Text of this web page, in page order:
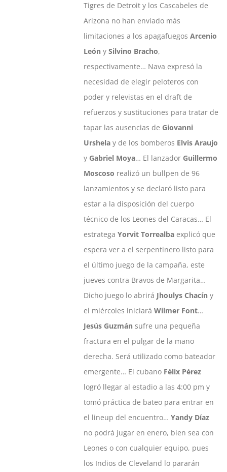
Tigres de Detroit y los Cascabeles de
Arizona no han enviado más
limitaciones a los apagafuegos Arcenio
León y Silvino Bracho,
respectivamente… Nava expresó la
necesidad de elegir peloteros con
poder y relevistas en el draft de
refuerzos y sustituciones para tratar de
tapar las ausencias de Giovanni
Urshela y de los bomberos Elvis Araujo
y Gabriel Moya… El lanzador Guillermo
Moscoso realizó un bullpen de 96
lanzamientos y se declaró listo para
estar a la disposición del cuerpo
técnico de los Leones del Caracas… El
estratega Yorvit Torrealba explicó que
espera ver a el serpentinero listo para
el último juego de la campaña, este
jueves contra Bravos de Margarita…
Dicho juego lo abrirá Jhoulys Chacín y
el miércoles iniciará Wilmer Font…
Jesús Guzmán sufre una pequeña
fractura en el pulgar de la mano
derecha. Será utilizado como bateador
emergente… El cubano Félix Pérez
logró llegar al estadio a las 4:00 pm y
tomó práctica de bateo para entrar en
el lineup del encuentro… Yandy Díaz
no podrá jugar en enero, bien sea con
Leones o con cualquier equipo, pues
los Indios de Cleveland lo pararán